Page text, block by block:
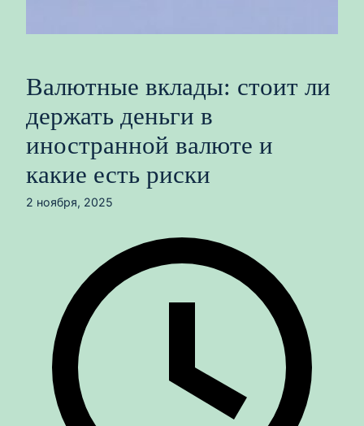
Валютные вклады: стоит ли
держать деньги в
иностранной валюте и
какие есть риски
2 ноября, 2025